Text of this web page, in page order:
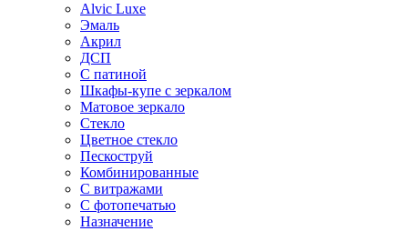
Alvic Luxe
Эмаль
Акрил
ДСП
С патиной
Шкафы-купе с зеркалом
Матовое зеркало
Стекло
Цветное стекло
Пескоструй
Комбинированные
С витражами
С фотопечатью
Назначение